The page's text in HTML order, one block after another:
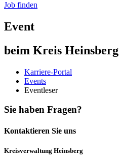
Job finden
Event
beim Kreis Heinsberg
Karriere-Portal
Events
Eventleser
Sie haben Fragen?
Kontaktieren Sie uns
Kreisverwaltung Heinsberg